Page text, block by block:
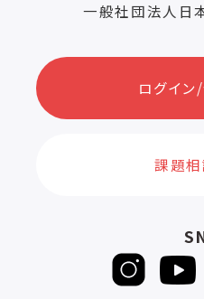
一般社団法人日
ログイ
課題